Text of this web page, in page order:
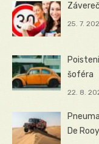
25. 7.
šoféra
22. 8.
De